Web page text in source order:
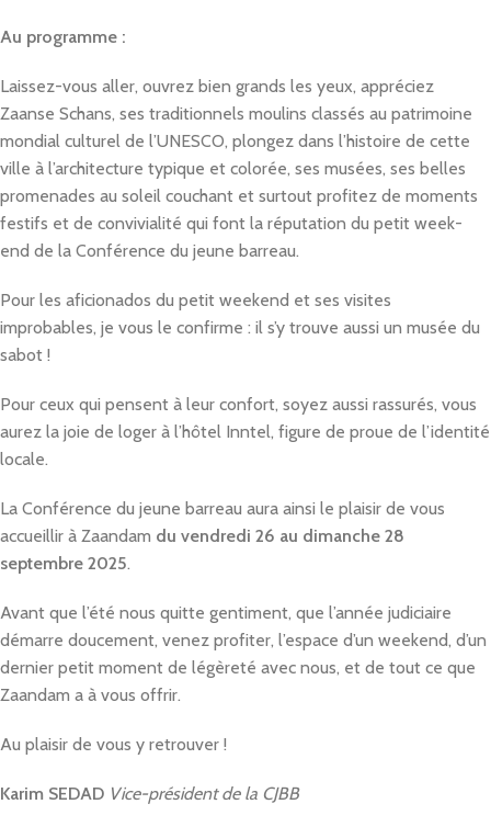
Au programme :
Laissez-vous aller, ouvrez bien grands les yeux, appréciez
Zaanse Schans, ses traditionnels moulins classés au patrimoine
mondial culturel de l’UNESCO, plongez dans l’histoire de cette
ville à l’architecture typique et colorée, ses musées, ses belles
promenades au soleil couchant et surtout profitez de moments
festifs et de convivialité qui font la réputation du petit week-
end de la Conférence du jeune barreau.
Pour les aficionados du petit weekend et ses visites
improbables, je vous le confirme : il s’y trouve aussi un musée du
sabot !
Pour ceux qui pensent à leur confort, soyez aussi rassurés, vous
aurez la joie de loger à l’hôtel Inntel, figure de proue de l’identité
locale.
La Conférence du jeune barreau aura ainsi le plaisir de vous
accueillir à Zaandam du vendredi 26 au dimanche 28
septembre 2025.
Avant que l’été nous quitte gentiment, que l’année judiciaire
démarre doucement, venez profiter, l’espace d’un weekend, d’un
dernier petit moment de légèreté avec nous, et de tout ce que
Zaandam a à vous offrir.
Au plaisir de vous y retrouver !
Karim SEDAD Vice-président de la CJBB